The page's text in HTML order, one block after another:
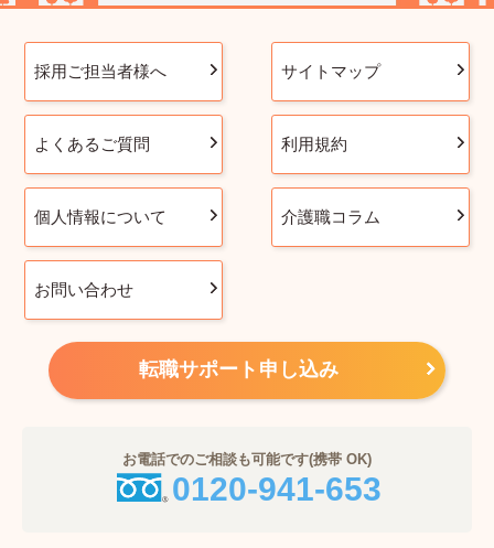
採用ご担当者様へ サイトマップ
よくあるご質問 利用規約
個人情報について 介護職コラム
お問い合わせ
転職サポート申し込み
お電話でのご相談も可能です(携帯 OK)
0120-941-653